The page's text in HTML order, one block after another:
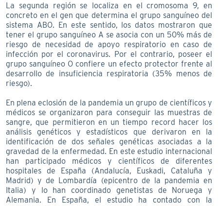
La segunda región se localiza en el cromosoma 9, en
concreto en el gen que determina el grupo sanguíneo del
sistema ABO. En este sentido, los datos mostraron que
tener el grupo sanguíneo A se asocia con un 50% más de
riesgo de necesidad de apoyo respiratorio en caso de
infección por el coronavirus. Por el contrario, poseer el
grupo sanguíneo O confiere un efecto protector frente al
desarrollo de insuficiencia respiratoria (35% menos de
riesgo).
En plena eclosión de la pandemia un grupo de científicos y
médicos se organizaron para conseguir las muestras de
sangre, que permitieron en un tiempo record hacer los
análisis genéticos y estadísticos que derivaron en la
identificación de dos señales genéticas asociadas a la
gravedad de la enfermedad. En este estudio internacional
han participado médicos y científicos de diferentes
hospitales de España (Andalucía, Euskadi, Cataluña y
Madrid) y de Lombardía (epicentro de la pandemia en
Italia) y lo han coordinado genetistas de Noruega y
Alemania. En España, el estudio ha contado con la